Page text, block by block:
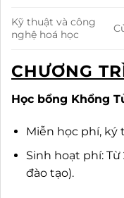
Kỹ thuật và công
nghệ hoá học
CHƯƠNG
Học bổng Khổng
Miễn học phí, ký
Sinh hoạt phí: Từ
đào tạo).